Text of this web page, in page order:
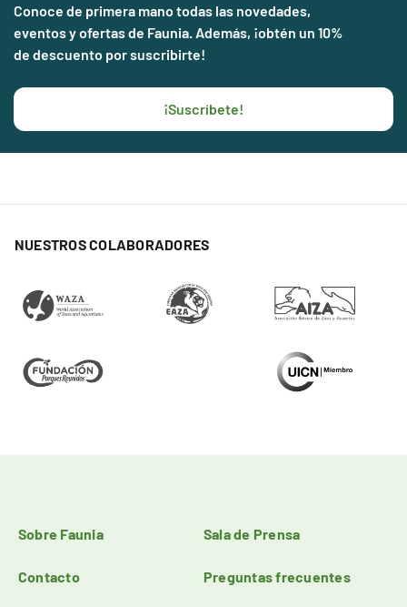
Conoce de primera mano todas las novedades,
eventos y ofertas de Faunia. Además, ¡obtén un 10%
de descuento por suscribirte!
¡Suscríbete!
NUESTROS COLABORADORES
Sobre Faunia Sala de Prensa
Contacto Preguntas frecuentes